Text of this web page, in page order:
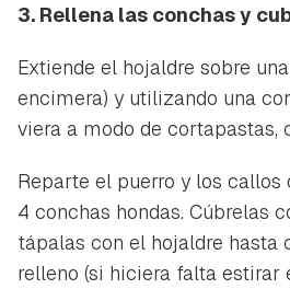
3. Rellena las conchas y
Extiende el hojaldre sobre
encimera) y utilizando una
viera a modo de cortapastas,
Reparte el puerro y los callos
4 conchas hondas. Cúbrelas
tápalas con el hojaldre hasta
relleno (si hiciera falta estirar